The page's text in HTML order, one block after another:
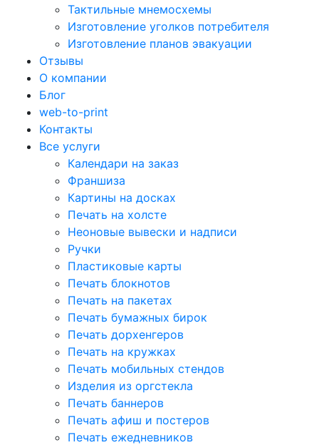
Тактильные мнемосхемы
Изготовление уголков потребителя
Изготовление планов эвакуации
Отзывы
О компании
Блог
web-to-print
Контакты
Все услуги
Календари на заказ
Франшиза
Картины на досках
Печать на холсте
Неоновые вывески и надписи
Ручки
Пластиковые карты
Печать блокнотов
Печать на пакетах
Печать бумажных бирок
Печать дорхенгеров
Печать на кружках
Печать мобильных стендов
Изделия из оргстекла
Печать баннеров
Печать афиш и постеров
Печать ежедневников